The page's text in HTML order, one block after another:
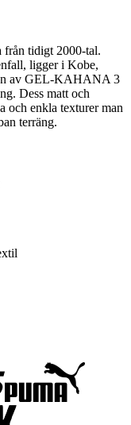
tidigt 2000-tal.
ligger i Kobe,
av GEL-KAHANA 3
Dess matt och
och enkla texturer man
terräng.